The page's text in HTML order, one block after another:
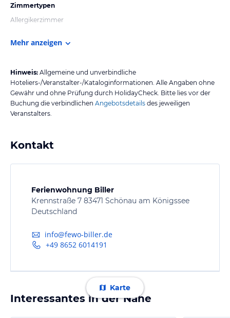
Zimmertypen
Allergikerzimmer
Mehr anzeigen
Hinweis: Allgemeine und unverbindliche
Hoteliers-/Veranstalter-/Kataloginformationen. Alle Angaben ohne
Gewähr und ohne Prüfung durch HolidayCheck. Bitte lies vor der
Buchung die verbindlichen Angebotsdetails des jeweiligen
Veranstalters.
Kontakt
Ferienwohnung Biller
Krennstraße 7 83471 Schönau am Königssee
Deutschland
info@fewo-biller.de
+49 8652 6014191
Karte
Interessantes in der Nähe